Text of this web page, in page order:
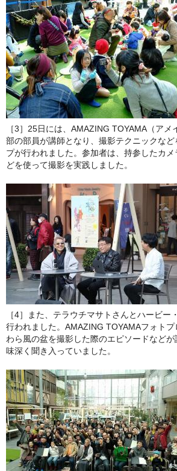
［3］25日には、AMAZING TOYAMA（ア
部の部員が講師となり、撮影テクニックな
プが行われました。参加者は、持参したカ
どを使って撮影を実践しました。
［4］また、テラウチマサトさんとハービー
行われました。AMAZING TOYAMAフォト
わら風の盆を撮影した際のエピソードなど
味深く聞き入っていました。